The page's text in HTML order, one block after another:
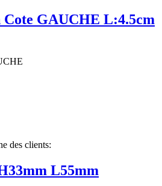
GAUCHE L:4.5cm
des clients:
L55mm